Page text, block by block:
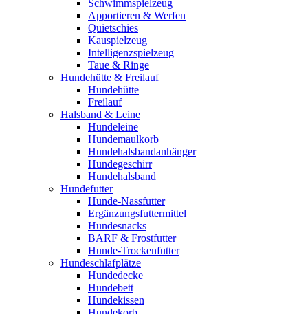
Schwimmspielzeug
Apportieren & Werfen
Quietschies
Kauspielzeug
Intelligenzspielzeug
Taue & Ringe
Hundehütte & Freilauf
Hundehütte
Freilauf
Halsband & Leine
Hundeleine
Hundemaulkorb
Hundehalsbandanhänger
Hundegeschirr
Hundehalsband
Hundefutter
Hunde-Nassfutter
Ergänzungsfuttermittel
Hundesnacks
BARF & Frostfutter
Hunde-Trockenfutter
Hundeschlafplätze
Hundedecke
Hundebett
Hundekissen